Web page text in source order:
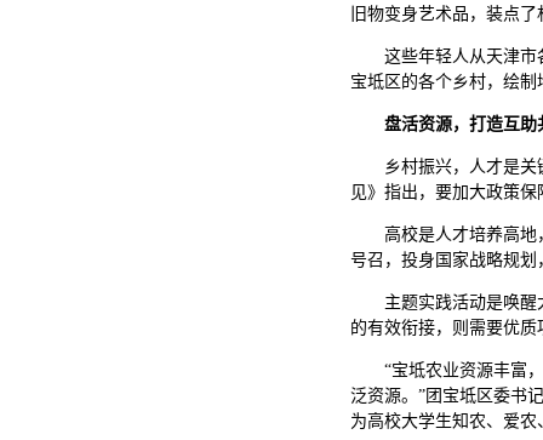
旧物变身艺术品，装点
这些年轻人从天津市
宝坻区的各个乡村，绘
盘活资源，打造互助
乡村振兴，人才是
见》指出，要加大政策
高校是人才培养高
号召，投身国家战略规
主题实践活动是唤
的有效衔接，则需要优质
“宝坻农业资源丰富
泛资源。”团宝坻区委书
为高校大学生知农、爱